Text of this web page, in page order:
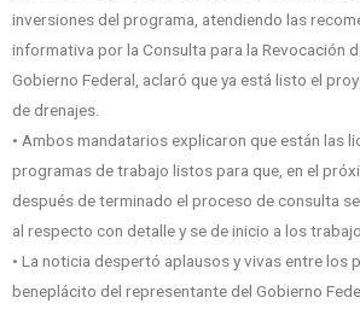
inversiones del programa, atendiendo las
informativa por la Consulta para la Revocación
Gobierno Federal, aclaró que ya está listo el
de drenajes.
• Ambos mandatarios explicaron que están las
programas de trabajo listos para que, en el
después de terminado el proceso de consulta
al respecto con detalle y se de inicio a los
• La noticia despertó aplausos y vivas entre los
beneplácito del representante del Gobierno